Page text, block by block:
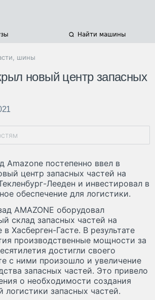
Найти машины
шины
новый центр запасных
Amazone постепенно ввел в
центр запасных частей на
Лееден и инвестировал в
обеспечение для логистики.
AMAZONE оборудовал
склад запасных частей на
Хасберген-Гасте. В результате
производственные мощности за
достигли своего
с ними произошло и увеличение
запасных частей. Это привело
о необходимости создания
логистики запасных частей.